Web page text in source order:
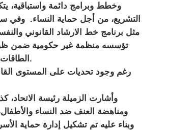
وخطط وبرامج دائمة واستباقية،
التشريع، من أجل حماية النساء. وفي
مثل برنامج خط الارشاد القانوني
تؤسسه منظمة غير حكومية ضمن
الطاقات الاستيعابية، مع ضرورة مواصلة أطر تدريب وتمكين النساء وحمايتهن.
رغم وجود تحديات على المستوى
وأشارت الزميلة رئيسة الاتحاد،
ومناهضة العنف ضد النساء
وبناء عليه تم تشكيل إدارة حماية